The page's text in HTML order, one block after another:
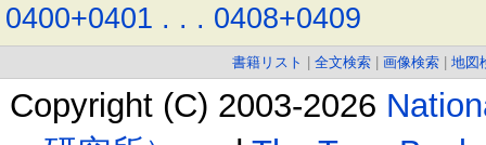
0400+0401 . . . 0408+0409
書籍リスト 全文検索 画像検索 地図
Copyright (C) 2003-2026